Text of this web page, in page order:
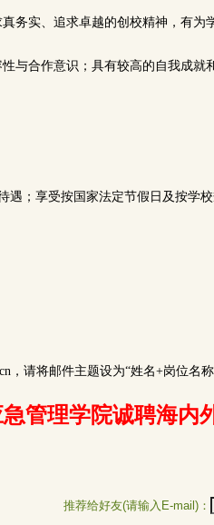
务实、追求卓越的创校精神，有为
与合作意识；具有较高的自我成就
遇；享受按国家法定节假日及按学
，请将邮件主题设为“姓名+岗位名称
管理学院诚聘海内
推荐给好友(请输入E-mail)：